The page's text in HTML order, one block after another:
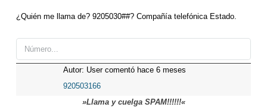
¿Quién me llama de? 9205030##? Compañía telefónica Estado.
Autor: User comentó hace 6 meses
920503166
»Llama y cuelga SPAM!!!!!!«